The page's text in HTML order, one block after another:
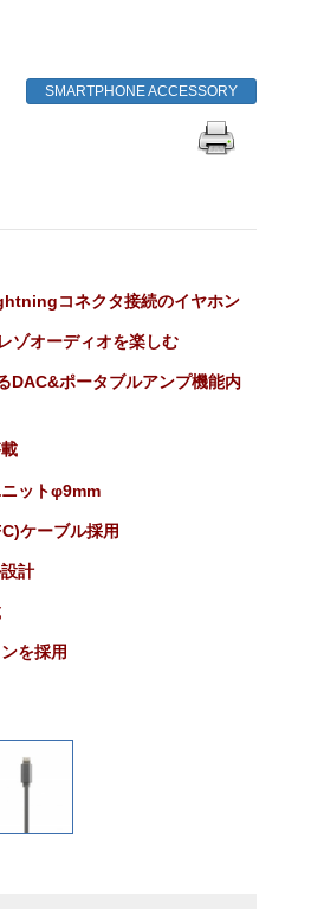
SMARTPHONE ACCESSORY
コネクタ接続のイヤホン
ゾオーディオを楽しむ
DAC&ポータブルアンプ機能内
ットφ9mm
ケーブル採用
計
を採用